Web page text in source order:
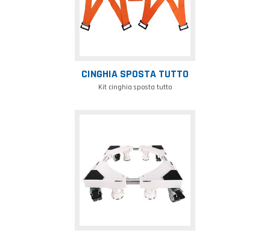
CINGHIA SPOSTA TUTTO
Kit cinghia sposta tutto
tutto